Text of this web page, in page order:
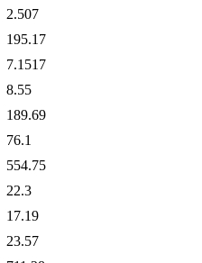
2.507
195.17
7.1517
8.55
189.69
76.1
554.75
22.3
17.19
23.57